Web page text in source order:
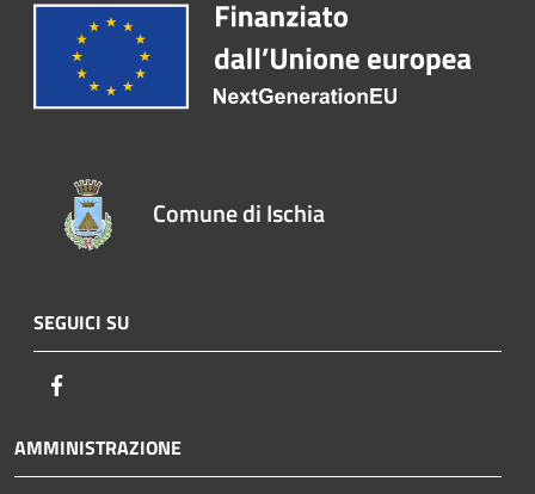
Comune di Ischia
SEGUICI SU
AMMINISTRAZIONE